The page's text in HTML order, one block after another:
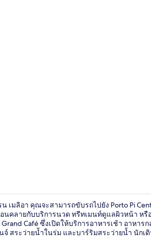
เมลิอา คุณจะสามารถขับรถไปยัง Porto Pi
นคลายกับบริการนวด ทรีทเมนท์ดูแลผิวหน้า ห
Café ซึ่งเปิดให้บริการอาหารเช้า อาหา
จ์ สระว่ายน้ำในร่ม และบาร์ริมสระว่ายน้ำ นัก